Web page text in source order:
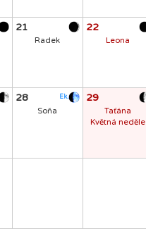
21
Radek
22
Leona
28 Ek.
Soňa
29
Taťána
Květná neděle